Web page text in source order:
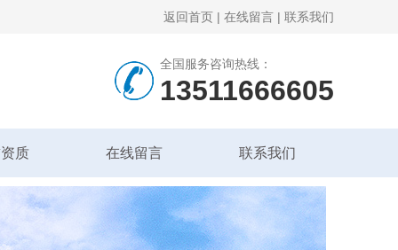
返回首页 | 在线留言 | 联系我们
全国服务咨询热线：
13511666605
质 在线留言 联系我们